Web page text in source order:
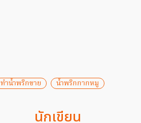
ทำน้ำพริกขาย น้ำพริกกากหมู
นักเขียน